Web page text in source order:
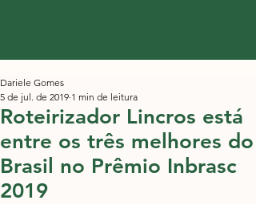
Roteirizador Lincros está
entre os três melhores do
Brasil no Prêmio Inbrasc
2019
Dariele Gomes
5 de jul. de 2019 1 min de leitura